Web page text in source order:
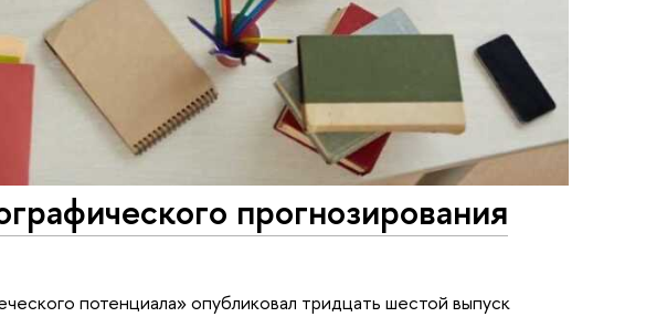
прогнозирования
потенциала» опубликовал тридцать шестой выпуск